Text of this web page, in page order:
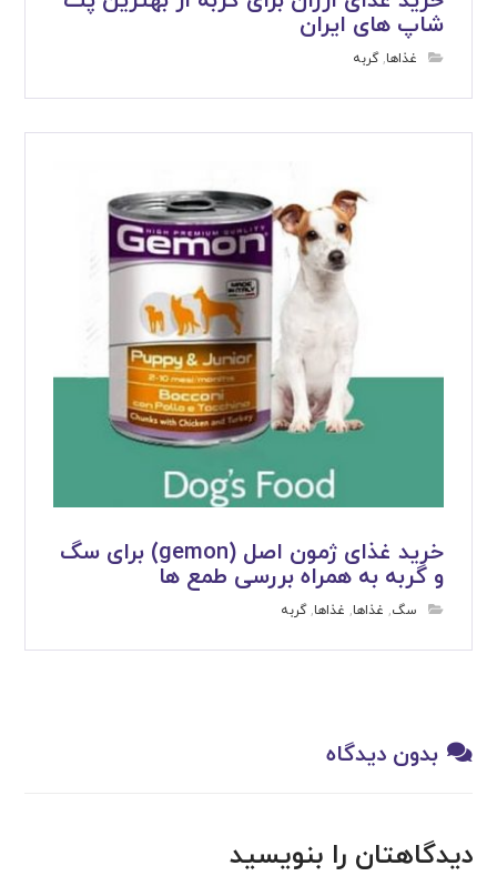
شاپ های ایران
غذاها,گربه
خرید غذای ژمون اصل (gemon) برای سگ
و گربه به همراه بررسی طمع ها
سگ, غذاها, غذاها,گربه
بدون دیدگاه
دیدگاهتان را بنویسید